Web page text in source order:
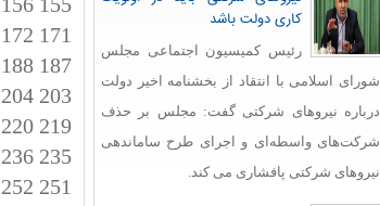
کاری دولت باشد
رئیس کمیسیون اجتماعی مجلس
شورای اسلامی با انتقاد از بخشنامه اخیر دولت
درباره نیروهای شرکتی گفت: مجلس بر حذف
شرکت‌های واسطه‌ای و اجرای طرح ساماندهی
نیروهای شرکتی پافشاری می کند.
171
172
187
188
203
204
219
220
235
236
251
252